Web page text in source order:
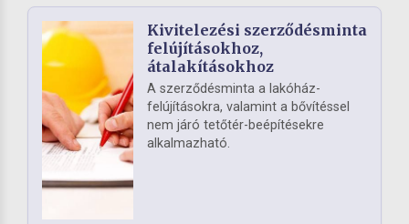
Kivitelezési szerződésminta
felújításokhoz,
átalakításokhoz
A szerződésminta a lakóház-
felújításokra, valamint a bővítéssel
nem járó tetőtér-beépítésekre
alkalmazható.